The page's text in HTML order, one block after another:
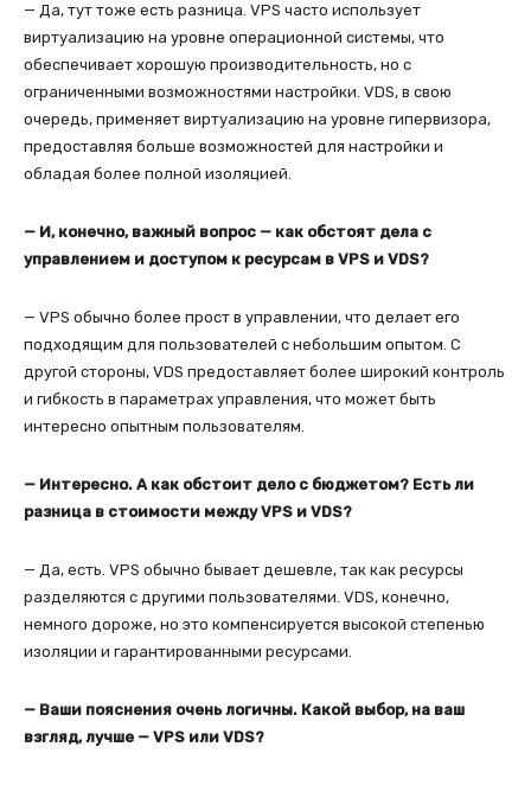
— Да, тут тоже есть разница. VPS часто использует
виртуализацию на уровне операционной системы, что
обеспечивает хорошую производительность, но с
ограниченными возможностями настройки. VDS, в свою
очередь, применяет виртуализацию на уровне гипервизора,
предоставляя больше возможностей для настройки и
обладая более полной изоляцией.
— И, конечно, важный вопрос — как обстоят дела с
управлением и доступом к ресурсам в VPS и VDS?
— VPS обычно более прост в управлении, что делает его
подходящим для пользователей с небольшим опытом. С
другой стороны, VDS предоставляет более широкий контроль
и гибкость в параметрах управления, что может быть
интересно опытным пользователям.
— Интересно. А как обстоит дело с бюджетом? Есть ли
разница в стоимости между VPS и VDS?
— Да, есть. VPS обычно бывает дешевле, так как ресурсы
разделяются с другими пользователями. VDS, конечно,
немного дороже, но это компенсируется высокой степенью
изоляции и гарантированными ресурсами.
— Ваши пояснения очень логичны. Какой выбор, на ваш
взгляд, лучше — VPS или VDS?